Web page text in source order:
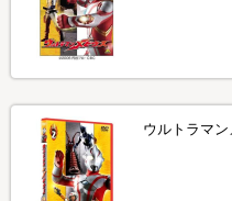
ウルトラマン